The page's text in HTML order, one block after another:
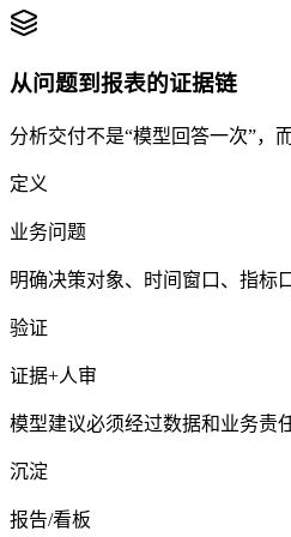
从问题到报表的证据链
分析交付不是“模型回答一次”，
定义
业务问题
明确决策对象、时间窗口、指标
验证
证据+人审
模型建议必须经过数据和业务责
沉淀
报告/看板